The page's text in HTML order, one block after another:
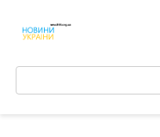
контенту
Поиск: